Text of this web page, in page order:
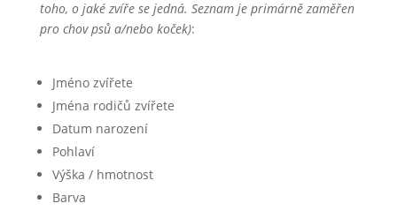
toho, o jaké zvíře se jedná. Seznam je primárně zaměřen
pro chov psů a/nebo koček):
Jméno zvířete
Jména rodičů zvířete
Datum narození
Pohlaví
Výška / hmotnost
Barva